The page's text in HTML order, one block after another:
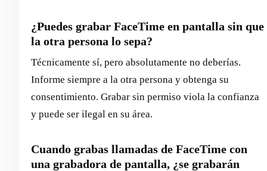
¿Puedes grabar FaceTime en pantalla sin que
la otra persona lo sepa?
Técnicamente sí, pero absolutamente no deberías.
Informe siempre a la otra persona y obtenga su
consentimiento. Grabar sin permiso viola la confianza
y puede ser ilegal en su área.
Cuando grabas llamadas de FaceTime con
una grabadora de pantalla, ¿se grabarán